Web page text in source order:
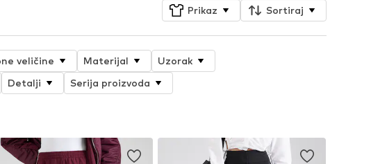
Prikaz Sortiraj
veličine Materijal
Uzorak
Detalji
Serija proizvoda